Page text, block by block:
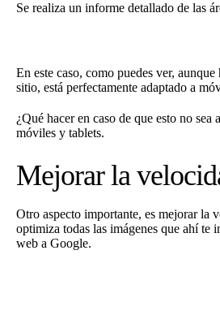
Se realiza un informe detallado de las
En este caso, como puedes ver,
sitio, está perfectamente adaptado a
¿Qué hacer en caso de que esto no
móviles y tablets.
Mejorar la
Otro aspecto importante, es mejorar la
optimiza todas las imágenes que ahí te
web a Google.